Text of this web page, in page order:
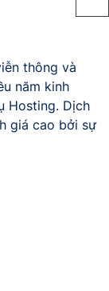
thông và
năm kinh
Hosting. Dịch
giá cao bởi sự